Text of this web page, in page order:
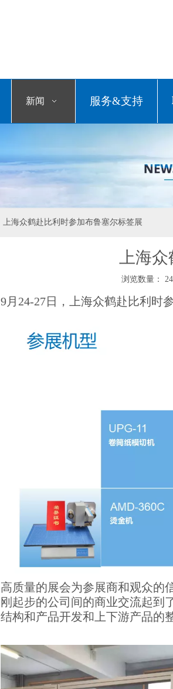
新闻 服务&支持
上海众鹤赴比利时参加布鲁塞尔标签展
上海
浏览数量： 24
9月 24-27日，上海众鹤赴比利时
高质量的展会为参展商和观众的
刚起步的公司间的商业交流起到
结构和产品开发和上下游产品的